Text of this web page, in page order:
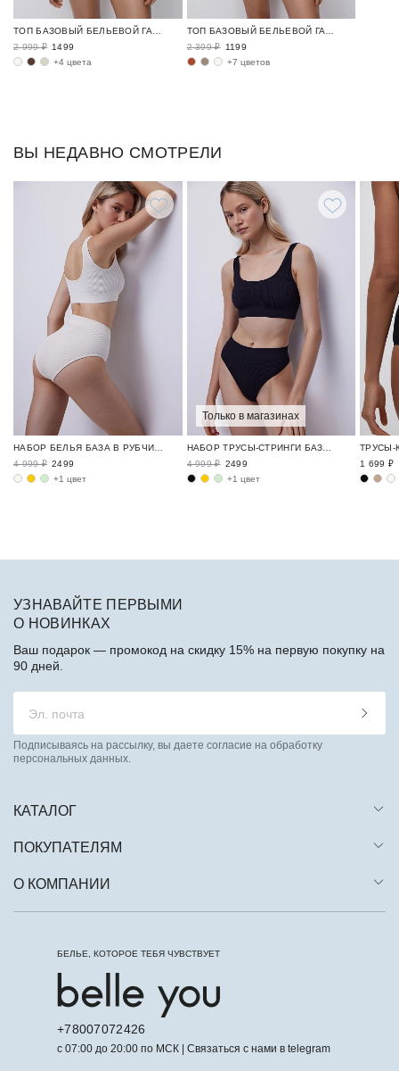
ТОП БАЗОВЫЙ БЕЛЬЕВОЙ ГАРДЕРОБ / SEAMLESS BASE
2 999 ₽ 1499
+4 цвета
ТОП БАЗОВЫЙ БЕЛЬЕВОЙ ГАРДЕРОБ / SEAMLESS BASE
2 399 ₽ 1199
+7 цветов
ВЫ НЕДАВНО СМОТРЕЛИ
4 999 ₽ 2499
+1 цвет
Только в магазинах
4 999 ₽ 2499
+1 цвет
1 699 ₽
КАТАЛОГ
ПОКУПАТЕЛЯМ
О КОМПАНИИ
УЗНАВАЙТЕ ПЕРВЫМИ
О НОВИНКАХ
Ваш подарок — промокод на скидку 15% на первую покупку на
90 дней.
Подписываясь на рассылку, вы даете согласие на обработку
персональных данных.
БЕЛЬЕ, КОТОРОЕ ТЕБЯ ЧУВСТВУЕТ
+78007072426
с 07:00 до 20:00 по МСК | Связаться с нами в telegram